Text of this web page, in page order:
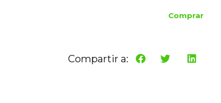
Comprar
Compartir a: